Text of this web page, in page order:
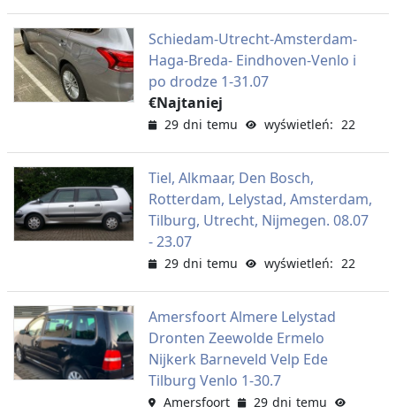
Schiedam-Utrecht-Amsterdam-
Haga-Breda- Eindhoven-Venlo i
po drodze 1-31.07
€Najtaniej
29 dni temu wyświetleń: 22
Tiel, Alkmaar, Den Bosch,
Rotterdam, Lelystad, Amsterdam,
Tilburg, Utrecht, Nijmegen. 08.07
- 23.07
29 dni temu wyświetleń: 22
Amersfoort Almere Lelystad
Dronten Zeewolde Ermelo
Nijkerk Barneveld Velp Ede
Tilburg Venlo 1-30.7
Amersfoort
29 dni temu